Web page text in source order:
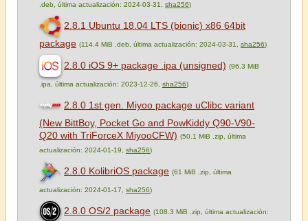
.deb, última actualización: 2024-03-31, sha256)
2.8.1 Ubuntu 18.04 LTS (bionic) x86 64bit
package (114.4 MiB .deb, última actualización: 2024-03-31, sha256)
2.8.0 iOS 9+ package .ipa (unsigned) (96.3 MiB
.ipa, última actualización: 2023-12-26, sha256)
2.8.0 1st gen. Miyoo package uClibc variant
(New BittBoy, Pocket Go and PowKiddy Q90-V90-
Q20 with TriForceX MiyooCFW) (50.1 MiB .zip, última
actualización: 2024-01-19, sha256)
2.8.0 KolibriOS package (61 MiB .zip, última
actualización: 2024-01-17, sha256)
2.8.0 OS/2 package (108.3 MiB .zip, última actualización: